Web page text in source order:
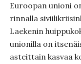
Euroopan unioni
rinnalla
Laekenin
unionilla on
asteittain kasvaa